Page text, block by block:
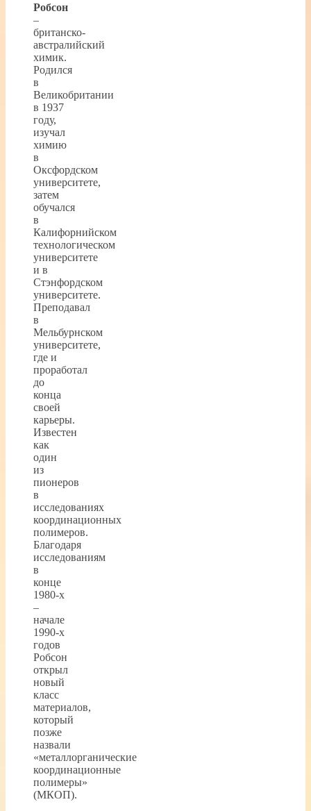
Робсон
–
британско-
австралийский
химик.
Родился
в
Великобритании
в 1937
году,
изучал
химию
в
Оксфордском
университете,
затем
обучался
в
Калифорнийском
технологическом
университете
и в
Стэнфордском
университете.
Преподавал
в
Мельбурнском
университете,
где и
проработал
до
конца
своей
карьеры.
Известен
как
один
из
пионеров
в
исследованиях
координационных
полимеров.
Благодаря
исследованиям
в
конце
1980-х
–
начале
1990-х
годов
Робсон
открыл
новый
класс
материалов,
который
позже
назвали
«металлорганические
координационные
полимеры»
(МКОП).